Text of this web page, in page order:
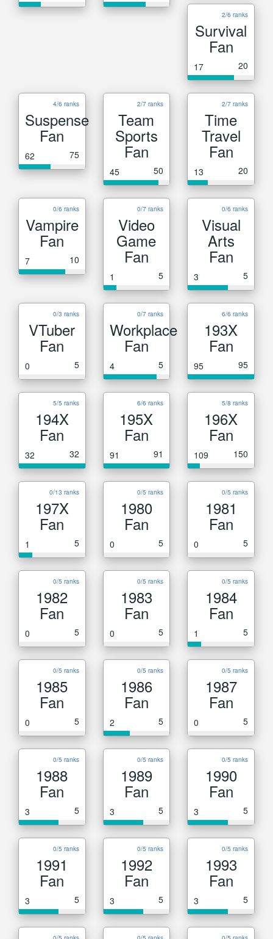
2/6 ranks
Survival
Fan
17 20
4/6 ranks
Suspense
Fan
62 75
2/7 ranks
Team
Sports
Fan
45 50
2/7 ranks
Time
Travel
Fan
13 20
0/6 ranks
Vampire
Fan
7 10
0/7 ranks
Video
Game
Fan
1 5
0/6 ranks
Visual
Arts
Fan
3 5
0/3 ranks
VTuber
Fan
0 5
0/7 ranks
Workplace
Fan
4 5
6/6 ranks
193X
Fan
95 95
5/5 ranks
194X
Fan
32 32
6/6 ranks
195X
Fan
91 91
5/8 ranks
196X
Fan
109 150
0/13 ranks
197X
Fan
1 5
0/5 ranks
1980
Fan
0 5
0/5 ranks
1981
Fan
0 5
0/5 ranks
1982
Fan
0 5
0/5 ranks
1983
Fan
0 5
0/5 ranks
1984
Fan
1 5
0/5 ranks
1985
Fan
0 5
0/5 ranks
1986
Fan
2 5
0/5 ranks
1987
Fan
0 5
0/5 ranks
1988
Fan
3 5
0/5 ranks
1989
Fan
3 5
0/5 ranks
1990
Fan
3 5
0/5 ranks
1991
Fan
3 5
0/5 ranks
1992
Fan
3 5
0/5 ranks
1993
Fan
3 5